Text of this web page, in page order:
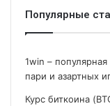
Популярные
1win –
пари и азартных
Курс биткоина